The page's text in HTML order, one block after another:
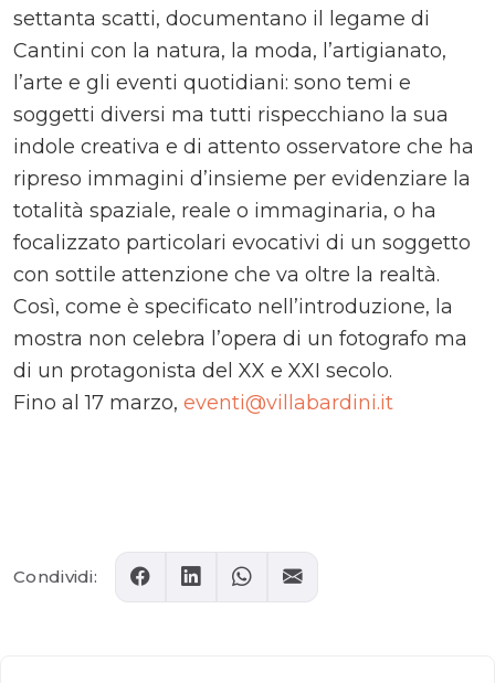
settanta scatti, documentano il legame di
Cantini con la natura, la moda, l’artigianato,
l’arte e gli eventi quotidiani: sono temi e
soggetti diversi ma tutti rispecchiano la sua
indole creativa e di attento osservatore che ha
ripreso immagini d’insieme per evidenziare la
totalità spaziale, reale o immaginaria, o ha
focalizzato particolari evocativi di un soggetto
con sottile attenzione che va oltre la realtà.
Così, come è specificato nell’introduzione, la
mostra non celebra l’opera di un fotografo ma
di un protagonista del XX e XXI secolo.
Fino al 17 marzo, eventi@villabardini.it
Condividi: